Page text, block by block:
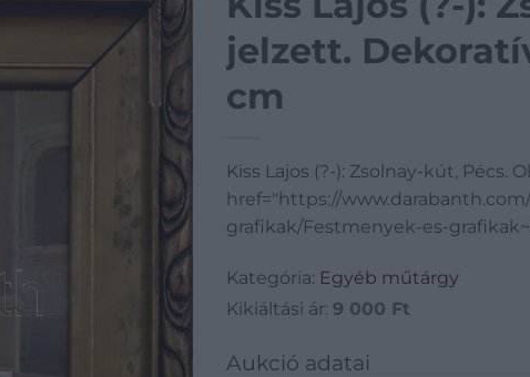
jelzett.
cm
Kiss Lajos (?-): Zsolnay-kút, Pécs.
href="https://
grafikak/Festmenyek-es-
Kategória: Egyéb műtárgy
Kikiáltási ár: 9 000 Ft
Aukció adatai